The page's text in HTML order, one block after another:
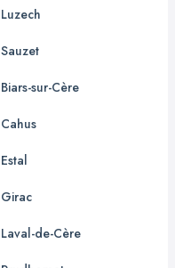
Luzech
Sauzet
Biars-sur-Cère
Cahus
Estal
Girac
Laval-de-Cère